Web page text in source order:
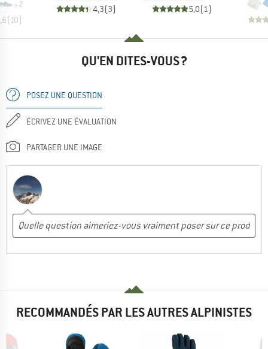
+2
(10)
4,3(3) 5,0(1 )
QU'EN DITES-VOUS ?
POSEZ UNE QUESTION
ÉCRIVEZ UNE ÉVALUATION
PARTAGER UNE IMAGE
RECOMMANDÉS PAR LES AUTRES ALPINISTES